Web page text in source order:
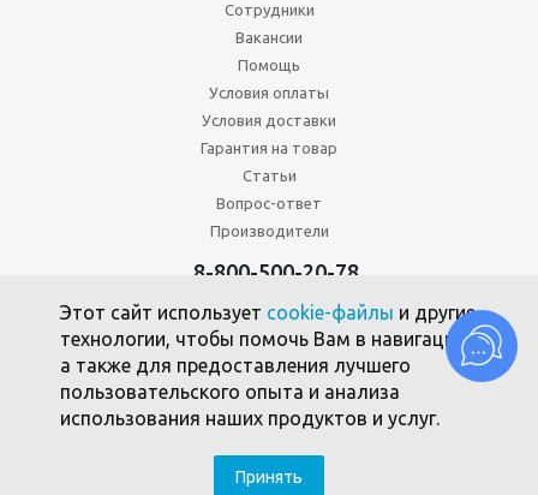
Сотрудники
Вакансии
Помощь
Условия оплаты
Условия доставки
Гарантия на товар
Статьи
Вопрос-ответ
Производители
8-800-500-20-78
Политика конфиденциальности
Пользовательское соглашение
Политика использования файлов cookie
SEO-продвижение - компания Clickmedia
Этот сайт использует cookie-файлы и другие
технологии, чтобы помочь Вам в навигации,
а также для предоставления лучшего
пользовательского опыта и анализа
использования наших продуктов и услуг.
Принять